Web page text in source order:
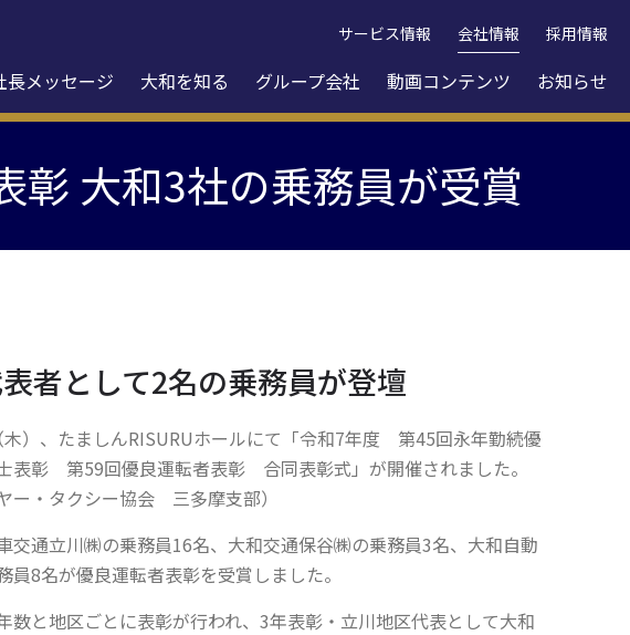
サービス情報 会社情報 採用情報
長メッセージ 大和を知る グループ会社 動画コンテンツ お知らせ
彰 大和3社の乗務員が受賞
者として2名の乗務員が登壇
）、たましんRISURUホールにて「令和7年度 第45回永年勤続優
表彰 第59回優良運転者表彰 合同表彰式」が開催されました。
ー・タクシー協会 三多摩支部）
交通立川㈱の乗務員16名、大和交通保谷㈱の乗務員3名、大和自動
員8名が優良運転者表彰を受賞しました。
数と地区ごとに表彰が行われ、3年表彰・立川地区代表として大和